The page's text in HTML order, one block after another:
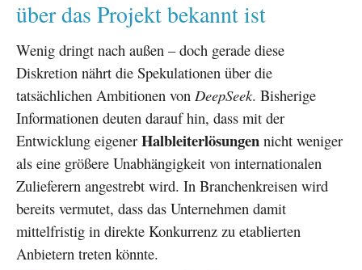
über das Projekt bekannt ist
Wenig dringt nach außen – doch gerade diese
Diskretion nährt die Spekulationen über die
tatsächlichen Ambitionen von DeepSeek. Bisherige
Informationen deuten darauf hin, dass mit der
Entwicklung eigener Halbleiterlösungen nicht weniger
als eine größere Unabhängigkeit von internationalen
Zulieferern angestrebt wird. In Branchenkreisen wird
bereits vermutet, dass das Unternehmen damit
mittelfristig in direkte Konkurrenz zu etablierten
Anbietern treten könnte.